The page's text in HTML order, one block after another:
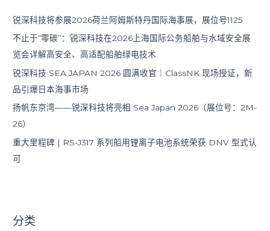
锐深科技将参展2026荷兰阿姆斯特丹国际海事展，展位号1125
不止于“零碳”：锐深科技在2026上海国际公务船舶与水域安全展
览会详解高安全、高适配船舶绿电技术
锐深科技 SEA JAPAN 2026 圆满收官｜ClassNK 现场授证，新
品引爆日本海事市场
扬帆东京湾——锐深科技将亮相 Sea Japan 2026（展位号：2M-
26）
重大里程碑 | RS-J317 系列船用锂离子电池系统荣获 DNV 型式认
可
分类